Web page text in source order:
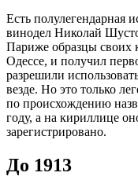
Есть полулегендарная
винодел Николай
Париже образцы своих
Одессе, и получил
разрешили
везде. Но это только
по происхождению
году, а на кириллице
зарегистрировано.
До 1913